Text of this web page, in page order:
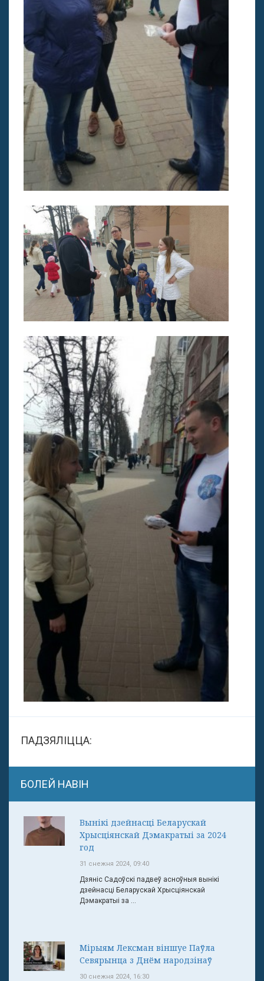
ПАДЗЯЛІЦЦА:
БОЛЕЙ НАВІН
Вынікі дзейнасці Беларускай
Хрысціянскай Дэмакратыі за 2024
год
31 снежня 2024, 09:40
Дзяніс Садоўскі падвеў асноўныя вынікі
дзейнасці Беларускай Хрысціянскай
Дэмакратыі за ...
Мірыям Лексман віншуе Паўла
Севярынца з Днём народзінаў
30 снежня 2024, 16:30